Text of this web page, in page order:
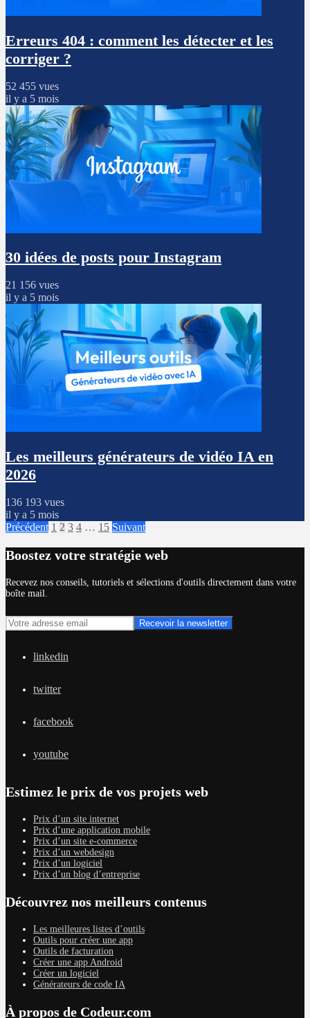
Erreurs 404 : comment les détecter et les
corriger ?
52 455 vues
il y a 5 mois
30 idées de posts pour Instagram
21 156 vues
il y a 5 mois
Les meilleurs générateurs de vidéo IA en
2026
136 193 vues
il y a 5 mois
Précédent 1 2 3 4 … 15 Suivant
Boostez votre stratégie web
Recevez nos conseils, tutoriels et sélections d'outils directement dans votre
boîte mail.
linkedin
twitter
facebook
youtube
Estimez le prix de vos projets web
Prix d’un site internet
Prix d’une application mobile
Prix d’un site e-commerce
Prix d’un webdesign
Prix d’un logiciel
Prix d’un blog d’entreprise
Découvrez nos meilleurs contenus
Les meilleures listes d’outils
Outils pour créer une app
Outils de facturation
Créer une app Android
Créer un logiciel
Générateurs de code IA
À propos de Codeur.com